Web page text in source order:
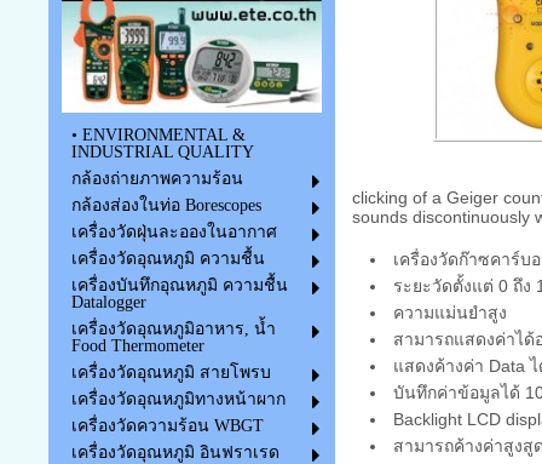
• ENVIRONMENTAL &
INDUSTRIAL QUALITY
กล้องถ่ายภาพความร้อน
กล้องส่องในท่อ Borescopes
เครื่องวัดฝุ่นละอองในอากาศ
เครื่องวัดอุณหภูมิ ความชื้น
เครื่องบันทึกอุณหภูมิ ความชื้น
Datalogger
เครื่องวัดอุณหภูมิอาหาร, น้ำ
Food Thermometer
เครื่องวัดอุณหภูมิ สายโพรบ
เครื่องวัดอุณหภูมิทางหน้าผาก
เครื่องวัดความร้อน WBGT
เครื่องวัดอุณหภูมิ อินฟราเรด
clicking of a Geiger
sounds discontinuously
เครื่องวัดก๊าซคาร์บ
ระยะวัดตั้งแต่ 0 ถึง
ความแม่นยำสูง
สามารถแสดงค่าได้
แสดงค้างค่า Data ไ
บันทึกค่าข้อมูลได้
Backlight LCD
สามารถค้างค่าสูงสู